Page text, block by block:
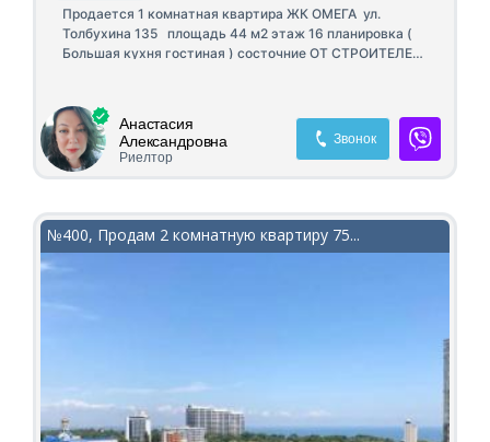
Продается 1 комнатная квартира ЖК ОМЕГА ул.
Толбухина 135 площадь 44 м2 этаж 16 планировка (
Большая кухня гостиная ) состочние ОТ СТРОИТЕЛЕЙ
Анастасия
Александровна
Риелтор
Звонок
№400, Продам 2 комнатную квартиру 75...